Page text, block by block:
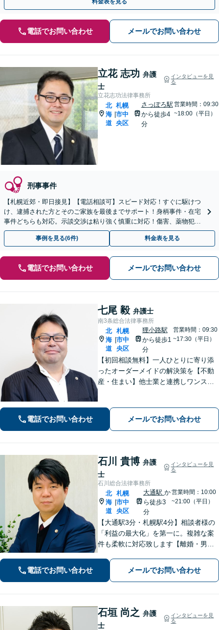
電話でお問い合わせ メールでお問い合わせ
立花 志功 弁護
士
インタビューを見
る
立花志功法律事務所
北
海
道
札幌
市中
央区
さっぽろ駅
から徒歩4
分
営業時間：09:30
~18:00（平日）
刑事事件
【札幌近郊・即日接見】【電話相談可】スピード対応！すぐに駆けつ
け、逮捕された方とそのご家族を最後までサポート！身柄事件・在宅
事件どちらも対応。示談交渉は粘り強く慎重に対応！傷害、薬物犯
罪、窃盗、詐欺、性犯罪など【秘密厳守・プライバシー配慮】
事例を見る(6件) 料金表を見る
電話でお問い合わせ メールでお問い合わせ
七尾 毅 弁護士
南3条総合法律事務所
北
海
道
札幌
市中
央区
狸小路駅
から徒歩1
分
営業時間：09:30
~17:30（平日）
【初回相談無料】一人ひとりに寄り添
ったオーダーメイドの解決策を【不動
産・住まい】他士業と連携しワンスト
族関係を重視した円満解決を目指しま
す【休日・夜間面談OK】【すすきの駅
電話でお問い合わせ メールでお問い合わせ
石川 貴博 弁護
士
インタビューを見
る
石川総合法律事務所
北
海
道
|
札幌
市中
央区
大通駅 か
ら徒歩3
分
営業時間：10:00
~21:00（平日）
【大通駅3分・札幌駅4分】相談者様の
「利益の最大化」を第一に。複雑な案
件も柔軟に対応致します【離婚・男女
を見据えた解決をご提案いたします
【借金・債務整理】自己破産や個人整
電話でお問い合わせ メールでお問い合わせ
石垣 尚之 弁護
士
インタビューを見
る